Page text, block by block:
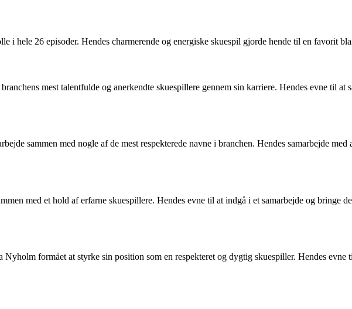
i hele 26 episoder. Hendes charmerende og energiske skuespil gjorde hende til en favorit
mest talentfulde og anerkendte skuespillere gennem sin karriere. Hendes evne til at
sammen med nogle af de mest respekterede navne i branchen. Hendes samarbejde
med et hold af erfarne skuespillere. Hendes evne til at indgå i et samarbejde og bringe
Nyholm formået at styrke sin position som en respekteret og dygtig skuespiller. Hendes